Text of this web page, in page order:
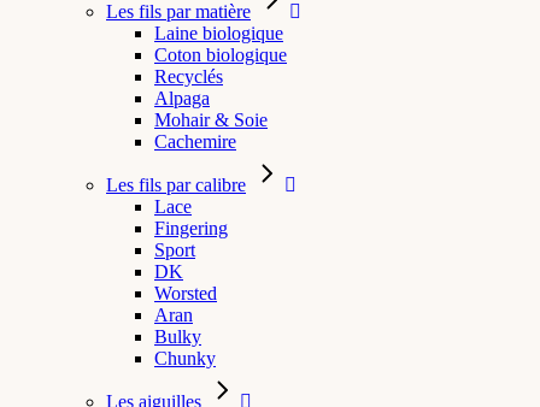
Les fils par matière
Laine biologique
Coton biologique
Recyclés
Alpaga
Mohair & Soie
Cachemire
Les fils par calibre
Lace
Fingering
Sport
DK
Worsted
Aran
Bulky
Chunky
Les aiguilles